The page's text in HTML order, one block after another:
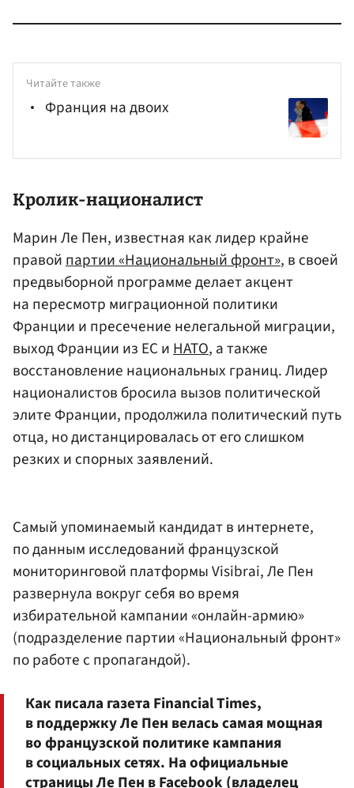
Читайте также
Франция на двоих
Кролик-националист
Марин Ле Пен, известная как лидер крайне
правойпартии «Национальный фронт», в своей
предвыборной программе делает акцент
на пересмотр миграционной политики
Франции и пресечение нелегальной миграции,
выход Франции из ЕС иНАТО, а также
восстановление национальных границ. Лидер
националистов бросила вызов политической
элите Франции, продолжила политический путь
отца, но дистанцировалась от его слишком
резких и спорных заявлений.
Самый упоминаемый кандидат в интернете,
по данным исследований французской
мониторинговой платформы Visibrai, Ле Пен
развернула вокруг себя во время
избирательной кампании «онлайн-армию»
(подразделение партии «Национальный фронт»
по работе с пропагандой).
Как писала газета Financial Times,
в поддержку Ле Пен велась самая мощная
во французской политике кампания
в социальных сетях. На официальные
страницы Ле Пен в Facebook (владелец